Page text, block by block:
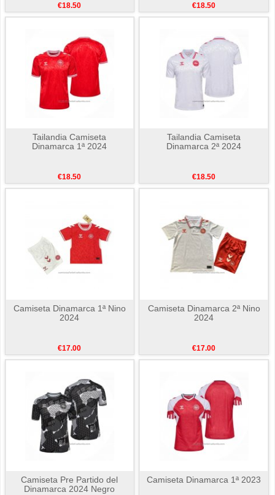
€18.50 €18.50
Tailandia Camiseta
Dinamarca 1ª 2024
€18.50
Tailandia Camiseta
Dinamarca 2ª 2024
€18.50
Camiseta Dinamarca 1ª Nino
2024
€17.00
Camiseta Dinamarca 2ª Nino
2024
€17.00
Camiseta Pre Partido del
Dinamarca 2024 Negro
Camiseta Dinamarca 1ª 2023